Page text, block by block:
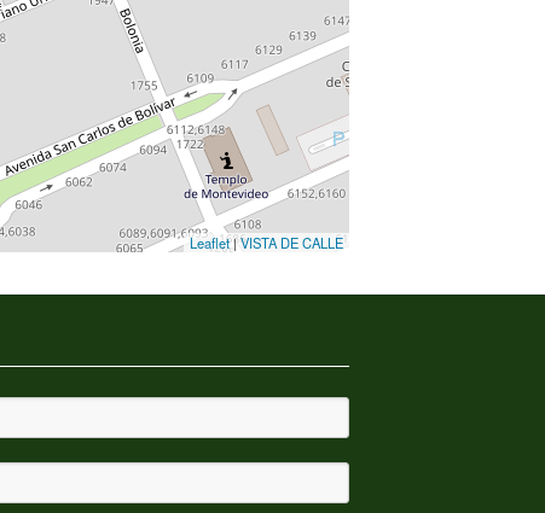
Leaflet|VISTA DE CALLE